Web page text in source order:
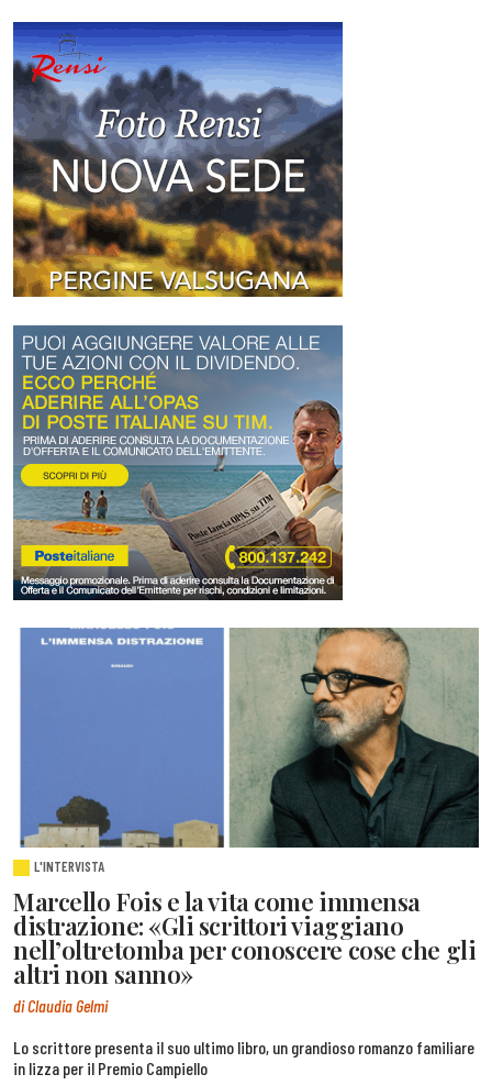
L'INTERVISTA
Marcello Fois e la vita come immensa
distrazione: «Gli scrittori viaggiano
nell’oltretomba per conoscere cose che gli
altri non sanno»
di Claudia Gelmi
Lo scrittore presenta il suo ultimo libro, un grandioso romanzo familiare
in lizza per il Premio Campiello